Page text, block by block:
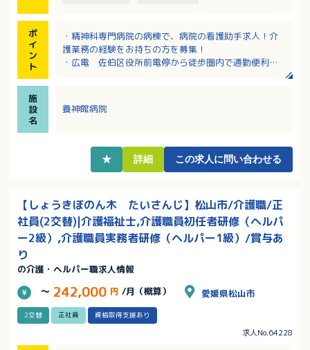
ポ
イ
ン
ト
・精神科専門病院の病棟で、病院の看護助手求人！介
護業務の経験をお持ちの方を募集！
・広電 佐伯区役所前電停から徒歩圏内で通勤便利
・有給休暇の100％取得を推奨している法人です
・該当者には家族手当支給など、各種手当充実！
施
設
名
養神館病院
★ 詳細 この求人に問い合わせる
【しょうきぼのん木 たいさんじ】松山市/介護職/正
社員(2交替)|介護福祉士,介護職員初任者研修（ヘルパ
ー2級）,介護職員実務者研修（ヘルパー1級）/賞与あ
り
の介護・ヘルパー職求人情報
～ 242,000 円 /月（概算） 愛媛県松山市
2交替 正社員 資格取得支援あり
求人No.64228